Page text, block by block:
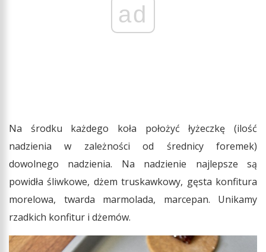
ad
Na środku każdego koła położyć łyżeczkę (ilość
nadzienia w zależności od średnicy foremek)
dowolnego nadzienia. Na nadzienie najlepsze są
powidła śliwkowe, dżem truskawkowy, gęsta konfitura
morelowa, twarda marmolada, marcepan. Unikamy
rzadkich konfitur i dżemów.